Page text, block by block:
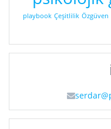
playbook Çeşitlilik Özgüven